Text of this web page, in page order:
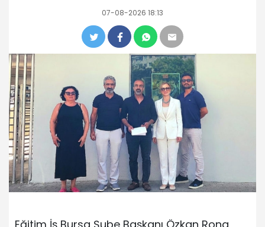
07-08-2026 18:13